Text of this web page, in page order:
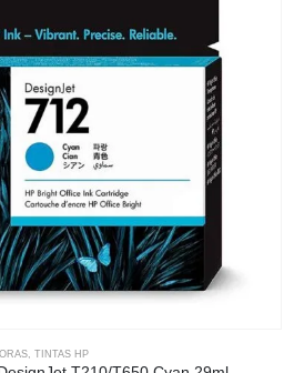
, TINTAS HP